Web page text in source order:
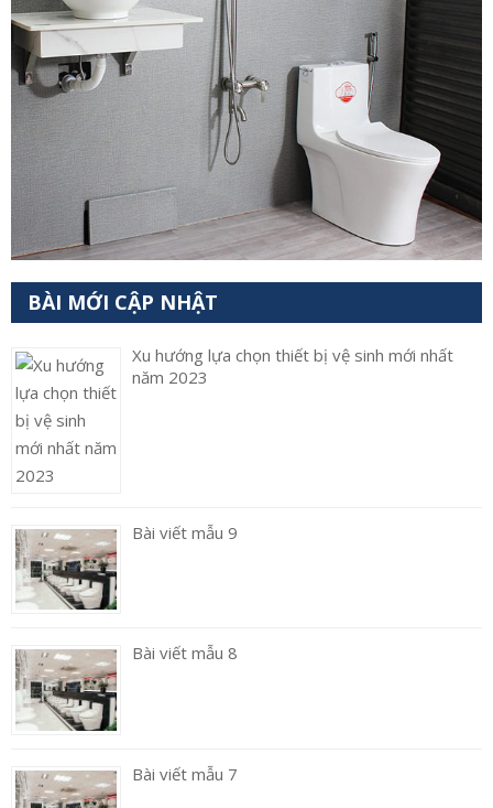
BÀI MỚI CẬP NHẬT
Xu hướng lựa chọn thiết bị vệ sinh mới nhất
năm 2023
Bài viết mẫu 9
Bài viết mẫu 8
Bài viết mẫu 7